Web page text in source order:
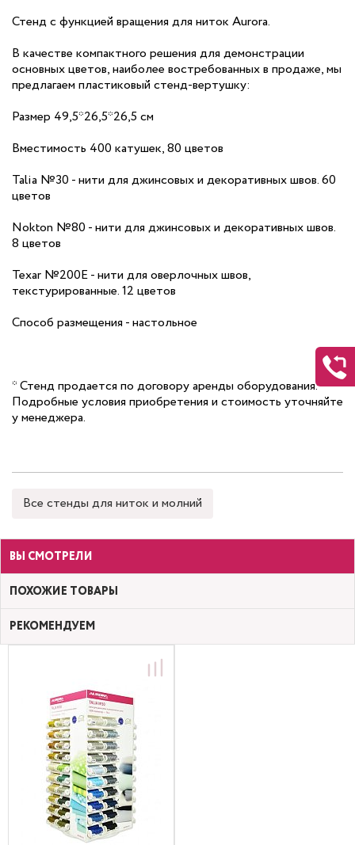
Стенд с функцией вращения для ниток Aurora.
В качестве компактного решения для демонстрации
основных цветов, наиболее востребованных в продаже, мы
предлагаем пластиковый стенд-вертушку:
Размер 49,5*26,5*26,5 см
Вместимость 400 катушек, 80 цветов
Talia №30 - нити для джинсовых и декоративных швов. 60
цветов
Nokton №80 - нити для джинсовых и декоративных швов.
8 цветов
Texar №200E - нити для оверлочных швов,
текстурированные. 12 цветов
Способ размещения - настольное
* Стенд продается по договору аренды оборудования.
Подробные условия приобретения и стоимость уточняйте
у менеджера.
Все стенды для ниток и молний
ВЫ СМОТРЕЛИ
ПОХОЖИЕ ТОВАРЫ
РЕКОМЕНДУЕМ